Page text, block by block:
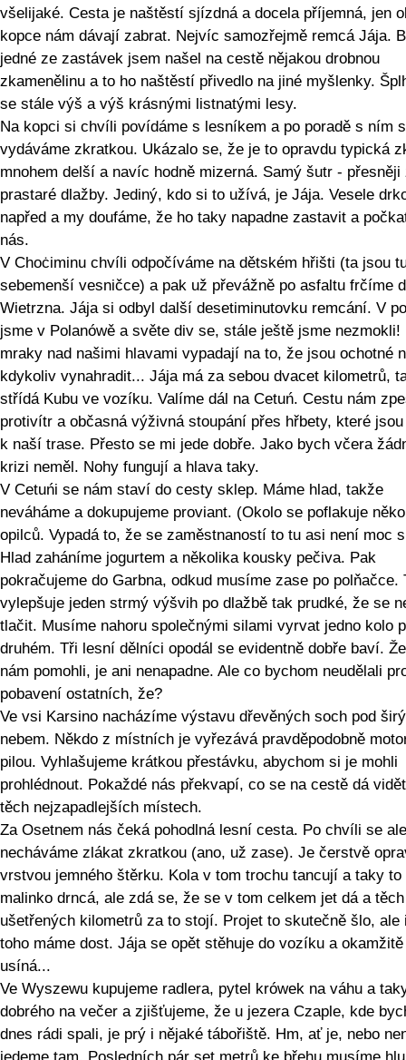
všelijaké. Cesta je naštěstí sjízdná a docela příjemná, jen
kopce nám dávají zabrat. Nejvíc samozřejmě remcá Jája.
jedné ze zastávek jsem našel na cestě nějakou drobnou
zkamenělinu a to ho naštěstí přivedlo na jiné myšlenky.
se stále výš a výš krásnými listnatými lesy.
Na kopci si chvíli povídáme s lesníkem a po poradě s ním
vydáváme zkratkou. Ukázalo se, že je to opravdu typická
mnohem delší a navíc hodně mizerná. Samý šutr -
prastaré dlažby. Jediný, kdo si to užívá, je Jája. Vesele
napřed a my doufáme, že ho taky napadne zastavit a
nás.
V Choċiminu chvíli odpočíváme na dětském hřišti (ta jsou
sebemenší vesničce) a pak už převážně po asfaltu frčíme
Wietrzna. Jája si odbyl další desetiminutovku remcání. V
jsme v Polanówě a světe div se, stále ještě jsme nezmokli!
mraky nad našimi hlavami vypadají na to, že jsou ochotné
kdykoliv vynahradit... Jája má za sebou dvacet kilometrů,
střídá Kubu ve vozíku. Valíme dál na Cetuń. Cestu nám
protivítr a občasná výživná stoupání přes hřbety, které
k naší trase. Přesto se mi jede dobře. Jako bych včera
krizi neměl. Nohy fungují a hlava taky.
V Cetuńi se nám staví do cesty sklep. Máme hlad, takže
neváháme a dokupujeme proviant. (Okolo se poflakuje
opilců. Vypadá to, že se zaměstnaností to tu asi není moc
Hlad zaháníme jogurtem a několika kousky pečiva. Pak
pokračujeme do Garbna, odkud musíme zase po polňačce.
vylepšuje jeden strmý výšvih po dlažbě tak prudké, že se
tlačit. Musíme nahoru společnými silami vyrvat jedno kolo
druhém. Tři lesní dělníci opodál se evidentně dobře baví.
nám pomohli, je ani nenapadne. Ale co bychom neudělali
pobavení ostatních, že?
Ve vsi Karsino nacházíme výstavu dřevěných soch pod
nebem. Někdo z místních je vyřezává pravděpodobně
pilou. Vyhlašujeme krátkou přestávku, abychom si je mohli
prohlédnout. Pokaždé nás překvapí, co se na cestě dá
těch nejzapadlejších místech.
Za Osetnem nás čeká pohodlná lesní cesta. Po chvíli se ale
necháváme zlákat zkratkou (ano, už zase). Je čerstvě
vrstvou jemného štěrku. Kola v tom trochu tancují a taky to
malinko drncá, ale zdá se, že se v tom celkem jet dá a
ušetřených kilometrů za to stojí. Projet to skutečně šlo, ale
toho máme dost. Jája se opět stěhuje do vozíku a okamžitě
usíná...
Ve Wyszewu kupujeme radlera, pytel krówek na váhu a
dobrého na večer a zjišťujeme, že u jezera Czaple, kde
dnes rádi spali, je prý i nějaké tábořiště. Hm, ať je, nebo